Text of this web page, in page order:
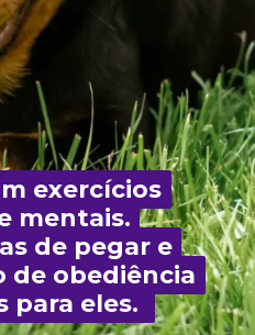
exercícios
mentais.
de pegar e
obediência
para eles.
exercícios
mentais.
de pegar e
obediência
para eles.